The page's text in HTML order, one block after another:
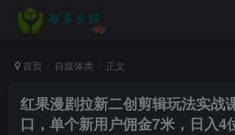
首页 自媒体类 正文
红果漫剧拉新二创剪辑玩法实战
口，单个新用户佣金7米，日入4